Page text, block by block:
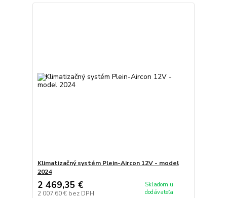
Klimatizačný systém Plein-Aircon 12V - model
2024
2 469,35 €
2 007,60 € bez DPH
Skladom u
dodávateľa